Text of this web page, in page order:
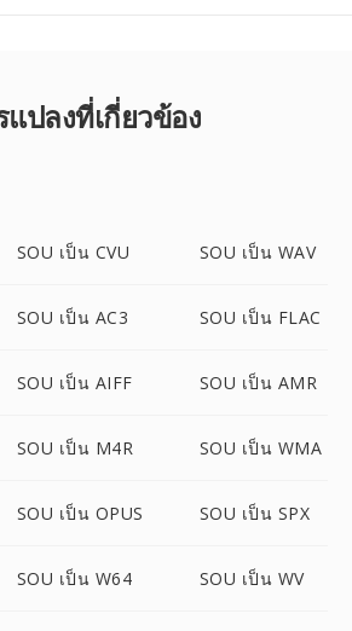
แปลงที่เกี่ยวข้อง
SOU เป็น CVU SOU เป็น WAV
SOU เป็น AC3 SOU เป็น FLAC
SOU เป็น AIFF SOU เป็น AMR
SOU เป็น M4R SOU เป็น WMA
SOU เป็น OPUS SOU เป็น SPX
SOU เป็น W64 SOU เป็น WV